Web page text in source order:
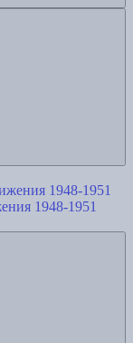
1948-1951